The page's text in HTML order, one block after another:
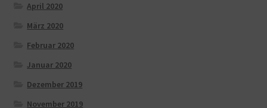
April 2020
März 2020
Februar 2020
Januar 2020
Dezember 2019
November 2019